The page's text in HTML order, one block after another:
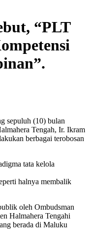
“PLT
sepuluh (10) bulan
Tengah, Ir. Ikram
berbagai terobosan
tata kelola
halnya membalik
oleh Ombudsman
Halmahera Tengahi
berada di Maluku